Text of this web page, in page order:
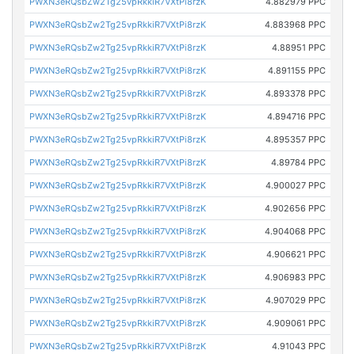
PWXN3eRQsbZw2Tg25vpRkkiR7VXtPi8rzK 4.883968 PPC
PWXN3eRQsbZw2Tg25vpRkkiR7VXtPi8rzK 4.88951 PPC
PWXN3eRQsbZw2Tg25vpRkkiR7VXtPi8rzK 4.891155 PPC
PWXN3eRQsbZw2Tg25vpRkkiR7VXtPi8rzK 4.893378 PPC
PWXN3eRQsbZw2Tg25vpRkkiR7VXtPi8rzK 4.894716 PPC
PWXN3eRQsbZw2Tg25vpRkkiR7VXtPi8rzK 4.895357 PPC
PWXN3eRQsbZw2Tg25vpRkkiR7VXtPi8rzK 4.89784 PPC
PWXN3eRQsbZw2Tg25vpRkkiR7VXtPi8rzK 4.900027 PPC
PWXN3eRQsbZw2Tg25vpRkkiR7VXtPi8rzK 4.902656 PPC
PWXN3eRQsbZw2Tg25vpRkkiR7VXtPi8rzK 4.904068 PPC
PWXN3eRQsbZw2Tg25vpRkkiR7VXtPi8rzK 4.906621 PPC
PWXN3eRQsbZw2Tg25vpRkkiR7VXtPi8rzK 4.906983 PPC
PWXN3eRQsbZw2Tg25vpRkkiR7VXtPi8rzK 4.907029 PPC
PWXN3eRQsbZw2Tg25vpRkkiR7VXtPi8rzK 4.909061 PPC
PWXN3eRQsbZw2Tg25vpRkkiR7VXtPi8rzK 4.91043 PPC